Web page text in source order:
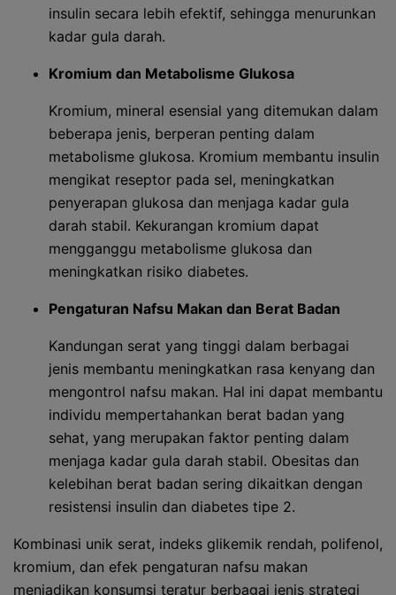
insulin secara lebih efektif, sehingga menurunkan
kadar gula darah.
Kromium dan Metabolisme Glukosa
Kromium, mineral esensial yang ditemukan dalam
beberapa jenis, berperan penting dalam
metabolisme glukosa. Kromium membantu insulin
mengikat reseptor pada sel, meningkatkan
penyerapan glukosa dan menjaga kadar gula
darah stabil. Kekurangan kromium dapat
mengganggu metabolisme glukosa dan
meningkatkan risiko diabetes.
Pengaturan Nafsu Makan dan Berat Badan
Kandungan serat yang tinggi dalam berbagai
jenis membantu meningkatkan rasa kenyang dan
mengontrol nafsu makan. Hal ini dapat membantu
individu mempertahankan berat badan yang
sehat, yang merupakan faktor penting dalam
menjaga kadar gula darah stabil. Obesitas dan
kelebihan berat badan sering dikaitkan dengan
resistensi insulin dan diabetes tipe 2.
Kombinasi unik serat, indeks glikemik rendah, polifenol,
kromium, dan efek pengaturan nafsu makan
menjadikan konsumsi teratur berbagai jenis strategi